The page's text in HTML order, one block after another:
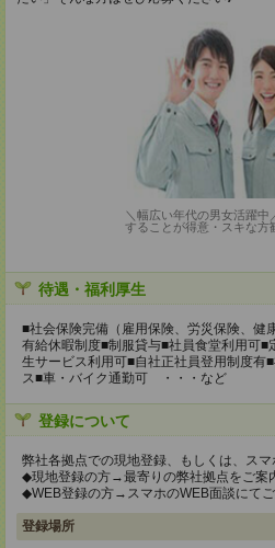
＼幅広い年代の男女活躍中
することが得意・スキな方
待遇・福利厚生
■社会保険完備（雇用保険、労災保険、
有給休暇制度■制服貸与■社員食堂利用可
生サービス利用可■自社正社員登用制度有
ス■車・バイク通勤可 ・・・など
登録について
弊社各拠点での現地登録、もしくは、スマ
◆現地登録の方→最寄りの弊社拠点をご案
◆WEB登録の方→スマホのWEB面談にてご
登録場所